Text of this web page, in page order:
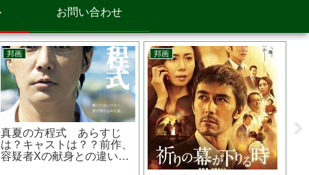
お問い合わせ
韓国映画
夏時間 あらすじは？キャス
トは？監督は？ 釜山国際映
画祭４部門受賞作品
邦画
黄龍の村 あらすじは？原作
は？監督は？ ハードボイル
ドアクション
お